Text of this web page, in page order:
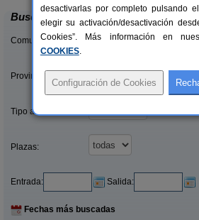
Buscar
Comunidades:
Provincias/Islas:
Tipo alquiler:
Plazas:
Entrada: Salida:
Fechas más buscadas
desactivarlas por completo pulsando
elegir su activación/desactivación
Cookies”. Más información en
COOKIES.